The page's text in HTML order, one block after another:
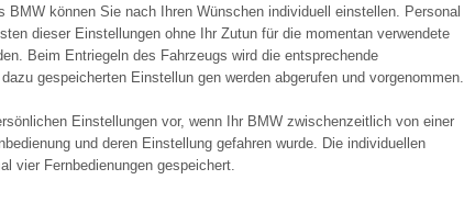
BMW können Sie nach Ihren Wünschen individuell einstellen. Personal
dieser Einstellungen ohne Ihr Zutun für die momentan verwendete
Beim Entriegeln des Fahrzeugs wird die entsprechende
gespeicherten Einstellun gen werden abgerufen und vorgenommen.
Einstellungen vor, wenn Ihr BMW zwischenzeitlich von einer
und deren Einstellung gefahren wurde. Die individuellen
vier Fernbedienungen gespeichert.